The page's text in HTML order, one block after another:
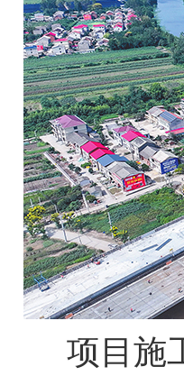
项目施